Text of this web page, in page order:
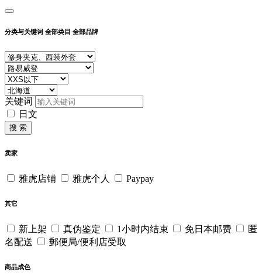
分类与关键词 全部类目 全部品牌
关键词
日文
搜 索
卖家
雅虎店铺 雅虎个人 Paypay
其它
新上架 真伪鉴定 1小时内结束 免日本邮费
匿
名配送
郵便局/便利店受取
商品成色